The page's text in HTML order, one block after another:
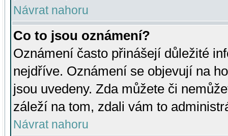
Návrat nahoru
Co to jsou oznámení?
Oznámení často přinášejí důležité
nejdříve. Oznámení se objevují na
jsou uvedeny. Zda můžete či
záleží na tom, zdali vám to
Návrat nahoru